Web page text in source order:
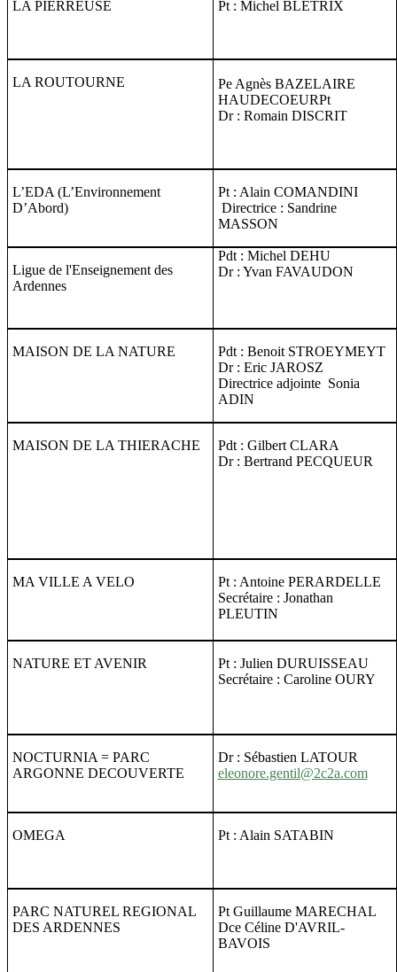
LA PIERREUSE Pt : Michel BLETRIX
LA ROUTOURNE
Pe Agnès BAZELAIRE
HAUDECOEURPt
Dr : Romain DISCRIT
L’EDA (L’Environnement
D’Abord)
Pt : Alain COMANDINI
Directrice : Sandrine
MASSON
Ligue de l'Enseignement des
Ardennes
Pdt : Michel DEHU
Dr : Yvan FAVAUDON
MAISON DE LA NATURE Pdt : Benoit STROEYMEYT
Dr : Eric JAROSZ
Directrice adjointe Sonia
ADIN
MAISON DE LA THIERACHE
Pdt : Gilbert CLARA
Dr : Bertrand PECQUEUR
MA VILLE A VELO
Pt : Antoine PERARDELLE
Secrétaire : Jonathan
PLEUTIN
NATURE ET AVENIR
Pt : Julien DURUISSEAU
Secrétaire : Caroline OURY
NOCTURNIA = PARC
ARGONNE DECOUVERTE
Dr : Sébastien LATOUR
eleonore.gentil@2c2a.com
OMEGA Pt : Alain SATABIN
PARC NATUREL REGIONAL
DES ARDENNES
Pt Guillaume MARECHAL
Dce Céline D'AVRIL-
BAVOIS